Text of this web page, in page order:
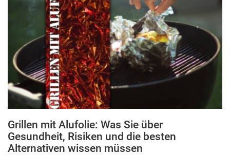
Grillen mit Alufolie: Was Sie über
Gesundheit, Risiken und die besten
Alternativen wissen müssen